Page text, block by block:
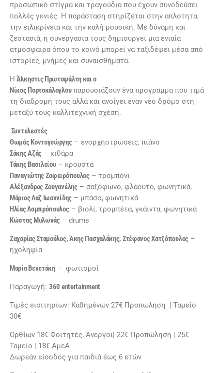
προσωπικό στίγμα και τραγούδια που έχουν συνοδεύσει
πολλές γενιές. Η παράσταση στηρίζεται στην απλότητα,
την ειλικρίνεια και την καλή μουσική. Με δύναμη και
ζεστασιά, η συνεργασία τους δημιουργεί μια ενιαία
ατμόσφαιρα όπου το κοινό μπορεί να ταξιδέψει μέσα από
ιστορίες, μνήμες και συναισθήματα.
Η Άλκηστις Πρωτοψάλτη και ο
Νίκος Πορτοκάλογλουπαρουσιάζουν ένα πρόγραμμα που τιμά
τη διαδρομή τους αλλά και ανοίγει έναν νέο δρόμο στη
μεταξύ τους καλλιτεχνική σχέση.
Συντελεστές
Θωμάς Κοντογεώργης– ενορχηστρώσεις, πιάνο
Σάκης Αζάς – κιθάρα
Τάκης Βασιλείου– κρουστά
Παναγιώτης Ζαφειρόπουλος– τρομπόνι
Αλέξανδρος Ζουγανέλης– σαξόφωνο, φλάουτο, φωνητικά,
Μάριος Λαζ Ιωαννίδης – μπάσο, φωνητικά
Ηλίας Λαμπρόπουλος– βιολί, τρομπέτα, γκάιντα, φωνητικά
Κώστας Μυλωνάς– drums
Ζαχαρίας Σταμούλος, Άκης Πασχαλάκης, Στέφανος Χατζόπουλος–
ηχοληψία
Μαρία Βενετάκη– φωτισμοί
Παραγωγή: 360 entertainment
Τιμές εισιτηρίων: Καθημένων 27€ Προπώληση | Ταμείο
30€
Ορθίων 18€ Φοιτητές, Άνεργοι| 22€ Προπώληση | 25€
Ταμείο | 18€ ΑμεΑ
Δωρεάν είσοδος για παιδιά έως 6 ετών